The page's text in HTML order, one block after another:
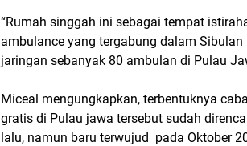
“Rumah singgah ini sebagai tempat
ambulance yang tergabung dalam
jaringan sebanyak 80 ambulan di Pulau
Miceal mengungkapkan, terbentuknya
gratis di Pulau jawa tersebut sudah
lalu, namun baru terwujud pada Oktober